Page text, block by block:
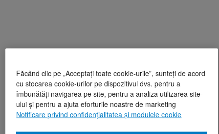
Făcând clic pe „Acceptați toate cookie-urile”, sunteți de acord
cu stocarea cookie-urilor pe dispozitivul dvs. pentru a
îmbunătăți navigarea pe site, pentru a analiza utilizarea site-
ului și pentru a ajuta eforturile noastre de marketing
Notificare privind confidențialitatea și modulele cookie